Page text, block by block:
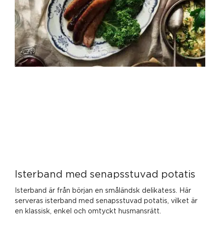
Isterband med senapsstuvad potatis
Isterband är från början en småländsk delikatess. Här
serveras isterband med senapsstuvad potatis, vilket är
en klassisk, enkel och omtyckt husmansrätt.